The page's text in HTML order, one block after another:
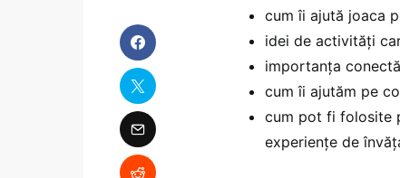
cum îi ajută joaca
idei de activități
importanța
cum îi ajutăm pe
cum pot fi folosite
experiențe de